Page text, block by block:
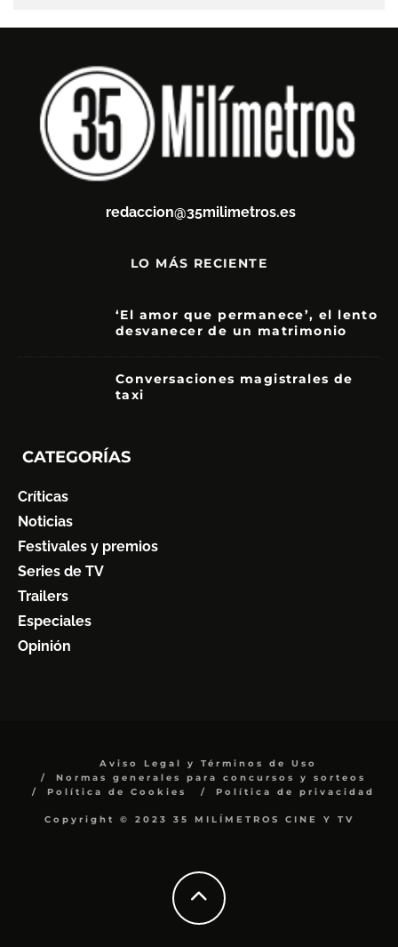
redaccion@35milimetros.es
LO MÁS RECIENTE
‘El amor que permanece’, el lento
desvanecer de un matrimonio
Conversaciones magistrales de
taxi
CATEGORÍAS
Críticas
Noticias
Festivales y premios
Series de TV
Trailers
Especiales
Opinión
Aviso Legal y Términos de Uso
Normas generales para concursos y sorteos
Política de Cookies
Política de privacidad
Copyright © 2023 35 MILÍMETROS CINE Y TV